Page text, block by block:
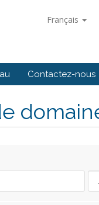
Français
Contactez-nous